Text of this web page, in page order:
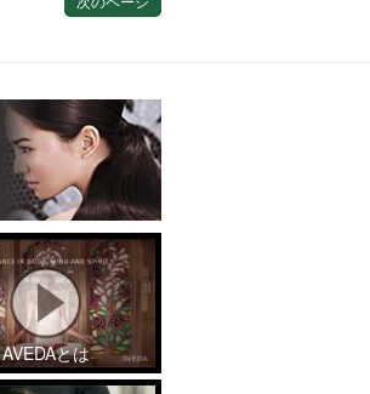
AVEDAとは